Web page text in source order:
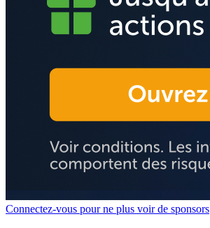
Connectez-vous pour ne plus voir de sponsors